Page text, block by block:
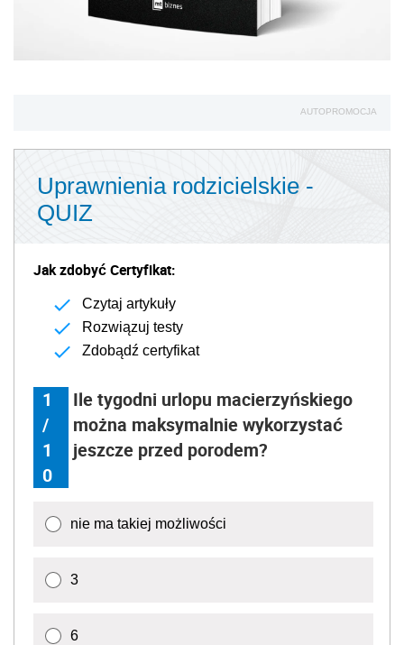
AUTOPROMOCJA
Uprawnienia rodzicielskie -
QUIZ
Jak zdobyć Certyfikat:
Czytaj artykuły
Rozwiązuj testy
Zdobądź certyfikat
1
/
1
0
Ile tygodni urlopu macierzyńskiego
można maksymalnie wykorzystać
jeszcze przed porodem?
nie ma takiej możliwości
3
6